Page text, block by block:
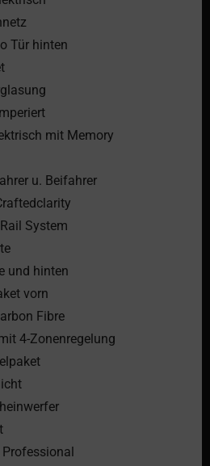
Tür hinten
mit Memory
u. Beifahrer
System
und hinten
vorn
Fibre
4-Zonenregelung